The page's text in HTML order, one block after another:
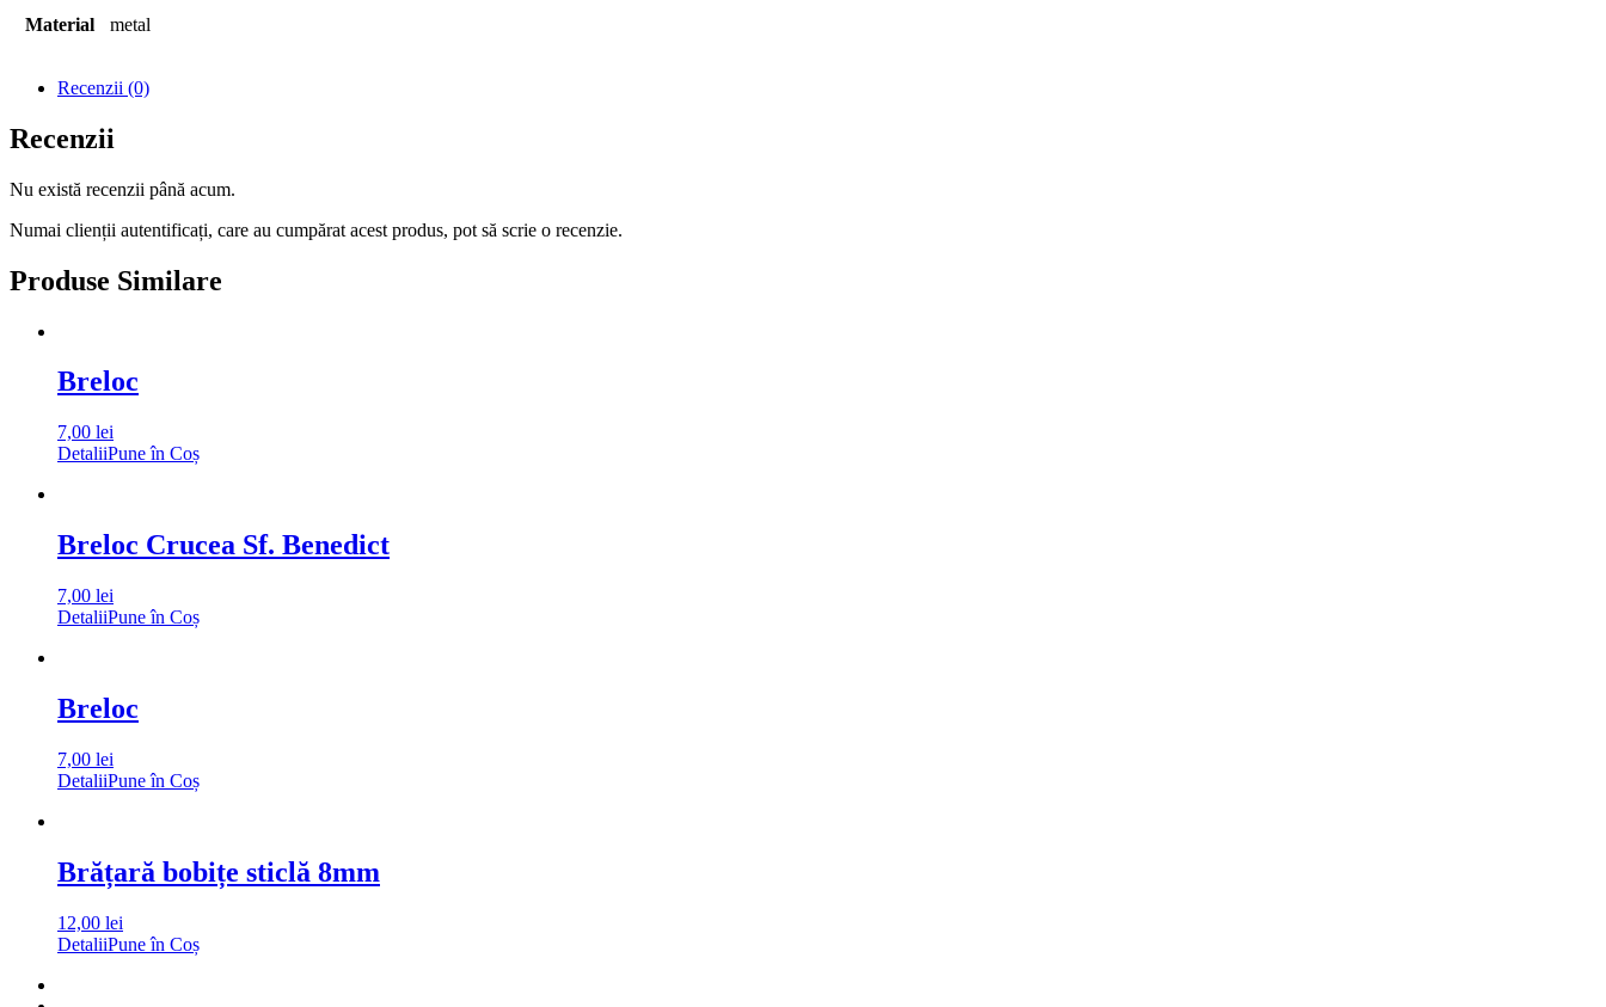
Material metal
Recenzii (0)
Recenzii
Nu există recenzii până acum.
Numai clienții autentificați, care au cumpărat acest produs, pot să scrie o recenzie.
Produse Similare
Breloc
7,00 lei
DetaliiPune în Coș
Breloc Crucea Sf. Benedict
7,00 lei
DetaliiPune în Coș
Breloc
7,00 lei
DetaliiPune în Coș
Brățară bobițe sticlă 8mm
12,00 lei
DetaliiPune în Coș